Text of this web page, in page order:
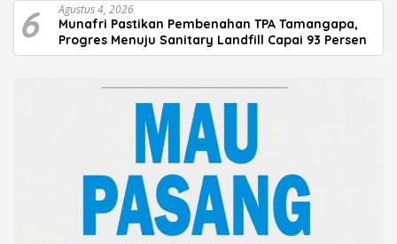
6 Agustus 4, 2026
Munafri Pastikan Pembenahan TPA Tamangapa,
Progres Menuju Sanitary Landfill Capai 93 Persen